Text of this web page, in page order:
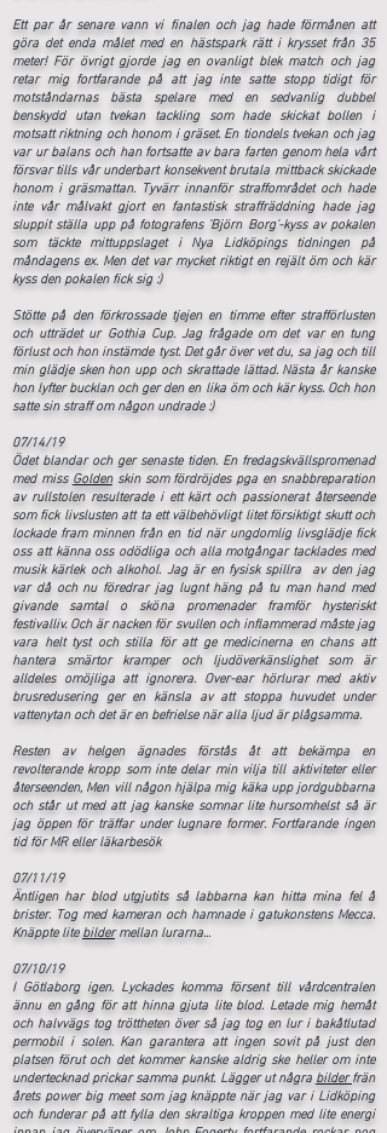
Ett par år senare vann vi finalen och jag hade förmånen att
göra det enda målet med en hästspark rätt i krysset från 35
meter! För övrigt gjorde jag en ovanligt blek match och jag
retar mig fortfarande på att jag inte satte stopp tidigt för
motståndarnas bästa spelare med en sedvanlig dubbel
benskydd utan tvekan tackling som hade skickat bollen i
motsatt riktning och honom i gräset. En tiondels tvekan och jag
var ur balans och han fortsatte av bara farten genom hela vårt
försvar tills vår underbart konsekvent brutala mittback skickade
honom i gräsmattan. Tyvärr innanför straffområdet och hade
inte vår målvakt gjort en fantastisk straffräddning hade jag
sluppit ställa upp på fotografens 'Björn Borg'-kyss av pokalen
som täckte mittuppslaget i Nya Lidköpings tidningen på
måndagens ex. Men det var mycket riktigt en rejält öm och kär
kyss den pokalen fick sig :)
Stötte på den förkrossade tjejen en timme efter strafförlusten
och utträdet ur Gothia Cup. Jag frågade om det var en tung
förlust och hon instämde tyst. Det går över vet du, sa jag och till
min glädje sken hon upp och skrattade lättad. Nästa år kanske
hon lyfter bucklan och ger den en lika öm och kär kyss. Och hon
satte sin straff om någon undrade :)
07/14/19
Ödet blandar och ger senaste tiden. En fredagskvällspromenad
med miss Goldenskin som fördröjdes pga en snabbreparation
av rullstolen resulterade i ett kärt och passionerat återseende
som fick livslusten att ta ett välbehövligt litet försiktigt skutt och
lockade fram minnen från en tid när ungdomlig livsglädje fick
oss att känna oss odödliga och alla motgångar tacklades med
musik kärlek och alkohol. Jag är en fysisk spillra av den jag
var då och nu föredrar jag lugnt häng på tu man hand med
givande samtal o sköna promenader framför hysteriskt
festivalliv. Och är nacken för svullen och inflammerad måste jag
vara helt tyst och stilla för att ge medicinerna en chans att
hantera smärtor kramper och ljudöverkänslighet som är
alldeles omöjliga att ignorera. Over-ear hörlurar med aktiv
brusredusering ger en känsla av att stoppa huvudet under
vattenytan och det är en befrielse när alla ljud är plågsamma.
Resten av helgen ägnades förstås åt att bekämpa en
revolterande kropp som inte delar min vilja till aktiviteter eller
återseenden, Men vill någon hjälpa mig käka upp jordgubbarna
och står ut med att jag kanske somnar lite hursomhelst så är
jag öppen för träffar under lugnare former. Fortfarande ingen
tid för MR eller läkarbesök
07/11/19
Äntligen har blod utgjutits så labbarna kan hitta mina fel å
brister. Tog med kameran och hamnade i gatukonstens Mecca.
Knäppte litebildermellan lurarna...
07/10/19
I Götlaborg igen. Lyckades komma försent till vårdcentralen
ännu en gång för att hinna gjuta lite blod. Letade mig hemåt
och halvvägs tog tröttheten över så jag tog en lur i bakåtlutad
permobil i solen. Kan garantera att ingen sovit på just den
platsen förut och det kommer kanske aldrig ske heller om inte
undertecknad prickar samma punkt. Lägger ut några bilderfrän
årets power big meet som jag knäppte när jag var i Lidköping
och funderar på att fylla den skraltiga kroppen med lite energi